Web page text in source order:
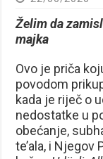
Želim da
majka
Ovo je priča
povodom
kada je riječ o
nedostatke u
obećanje,
te’ala, i Njegov